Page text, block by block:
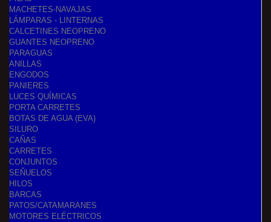
MACHETES-NAVAJAS
LÁMPARAS - LINTERNAS
CALCETINES NEOPRENO
GUANTES NEOPRENO
PARAGUAS
ANILLAS
ENGODOS
PANIERES
LUCES QUÍMICAS
PORTA CARRETES
BOTAS DE AGUA (EVA)
SILURO
CAÑAS
CARRETES
CONJUNTOS
SEÑUELOS
HILOS
BARCAS
PATOS/CATAMARANES
MOTORES ELÉCTRICOS